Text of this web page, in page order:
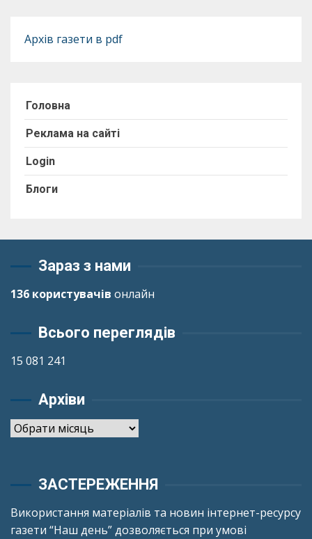
Архів газети в pdf
Головна
Реклама на сайті
Login
Блоги
Зараз з нами
136 користувачів онлайн
Всього переглядів
15 081 241
Архіви
Архіви
ЗАСТЕРЕЖЕННЯ
Використання матеріалів та новин інтернет-ресурсу
газети “Наш день” дозволяється при умові